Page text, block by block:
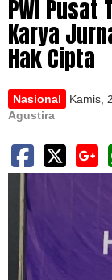
PWI Pusat
Karya
Hak Cipta
Nasional Kamis,
Agustira